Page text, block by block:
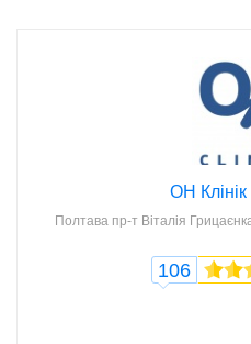
ОН
Полтава пр-т Віталія
106